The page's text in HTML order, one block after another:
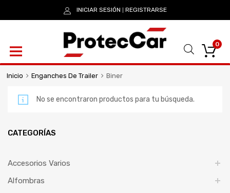
INICIAR SESIÓN REGISTRARSE
0
Inicio Enganches De Trailer Biner
No se encontraron productos para tu búsqueda.
CATEGORÍAS
Accesorios Varios
Alfombras